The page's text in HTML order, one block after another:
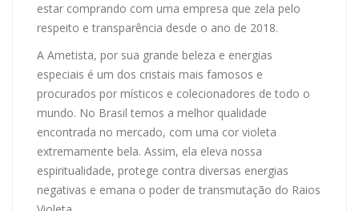
estar comprando com uma empresa que zela pelo
respeito e transparência desde o ano de 2018.
A Ametista, por sua grande beleza e energias
especiais é um dos cristais mais famosos e
procurados por místicos e colecionadores de todo o
mundo. No Brasil temos a melhor qualidade
encontrada no mercado, com uma cor violeta
extremamente bela. Assim, ela eleva nossa
espiritualidade, protege contra diversas energias
negativas e emana o poder de transmutação do Raios